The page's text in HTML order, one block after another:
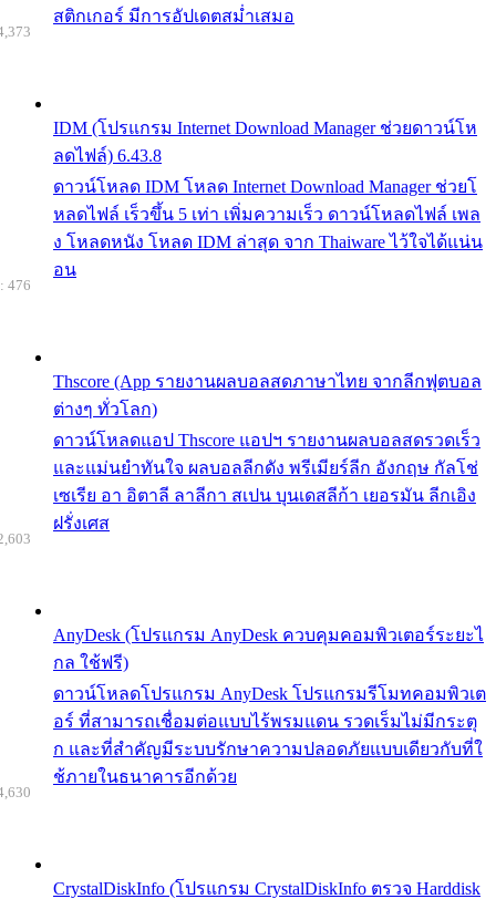
สติกเกอร์ มีการอัปเดตสม่ำเสมอ
IDM (โปรแกรม Internet Download Manager ช่วยดาวน์โห
ลดไฟล์) 6.43.8
ดาวน์โหลด IDM โหลด Internet Download Manager ช่วยโ
หลดไฟล์ เร็วขึ้น 5 เท่า เพิ่มความเร็ว ดาวน์โหลดไฟล์ เพล
ง โหลดหนัง โหลด IDM ล่าสุด จาก Thaiware ไว้ใจได้แน่น
อน
Thscore (App รายงานผลบอลสดภาษาไทย จากลีกฟุตบอล
ต่างๆ ทั่วโลก)
ดาวน์โหลดแอป Thscore แอปฯ รายงานผลบอลสดรวดเร็ว
และแม่นยำทันใจ ผลบอลลีกดัง พรีเมียร์ลีก อังกฤษ กัลโช่
เซเรีย อา อิตาลี ลาลีกา สเปน บุนเดสลีก้า เยอรมัน ลีกเอิง
ฝรั่งเศส
476
AnyDesk (โปรแกรม AnyDesk ควบคุมคอมพิวเตอร์ระยะไ
กล ใช้ฟรี)
ดาวน์โหลดโปรแกรม AnyDesk โปรแกรมรีโมทคอมพิวเต
อร์ ที่สามารถเชื่อมต่อแบบไร้พรมแดน รวดเร็มไม่มีกระตุ
ก และที่สำคัญมีระบบรักษาความปลอดภัยแบบเดียวกับที่ใ
ช้ภายในธนาคารอีกด้วย
CrystalDiskInfo (โปรแกรม CrystalDiskInfo ตรวจ Harddisk